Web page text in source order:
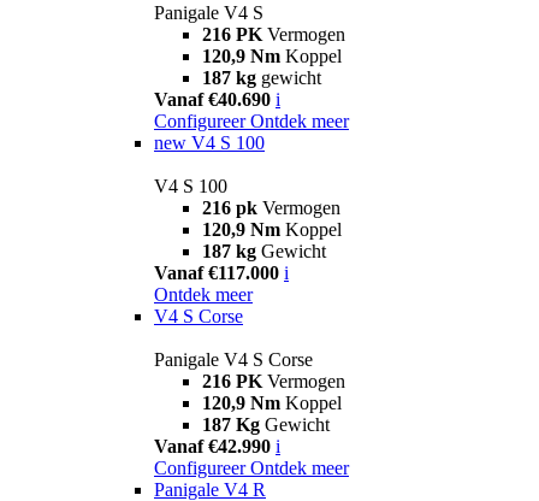
Panigale V4 S
216 PK Vermogen
120,9 Nm Koppel
187 kg gewicht
Vanaf €40.690 i
Configureer Ontdek meer
new V4 S 100
V4 S 100
216 pk Vermogen
120,9 Nm Koppel
187 kg Gewicht
Vanaf €117.000 i
Ontdek meer
V4 S Corse
Panigale V4 S Corse
216 PK Vermogen
120,9 Nm Koppel
187 Kg Gewicht
Vanaf €42.990 i
Configureer Ontdek meer
Panigale V4 R